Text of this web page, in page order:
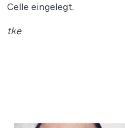
Celle eingelegt.
tke